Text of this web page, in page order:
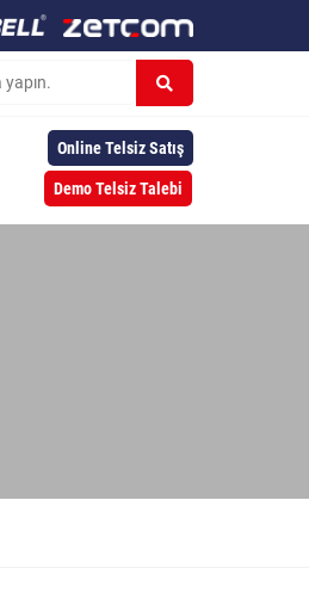
Demo Telsiz Talebi
Online Telsiz Satış